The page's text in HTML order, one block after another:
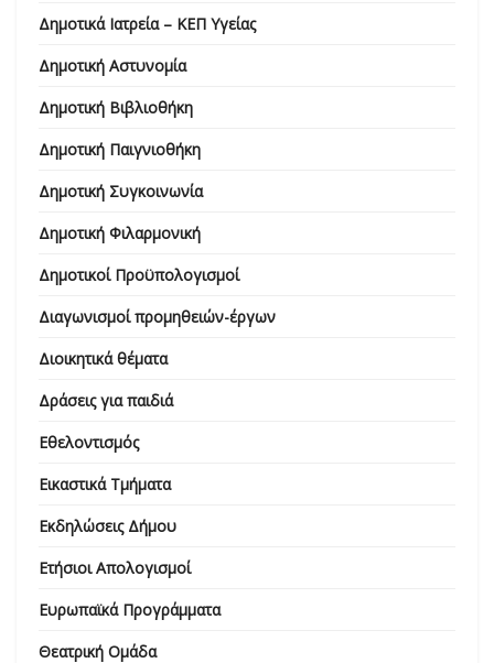
Δημοτικά Ιατρεία – ΚΕΠ Υγείας
Δημοτική Αστυνομία
Δημοτική Βιβλιοθήκη
Δημοτική Παιγνιοθήκη
Δημοτική Συγκοινωνία
Δημοτική Φιλαρμονική
Δημοτικοί Προϋπολογισμοί
Διαγωνισμοί προμηθειών-έργων
Διοικητικά θέματα
Δράσεις για παιδιά
Εθελοντισμός
Εικαστικά Τμήματα
Εκδηλώσεις Δήμου
Ετήσιοι Απολογισμοί
Ευρωπαϊκά Προγράμματα
Θεατρική Ομάδα